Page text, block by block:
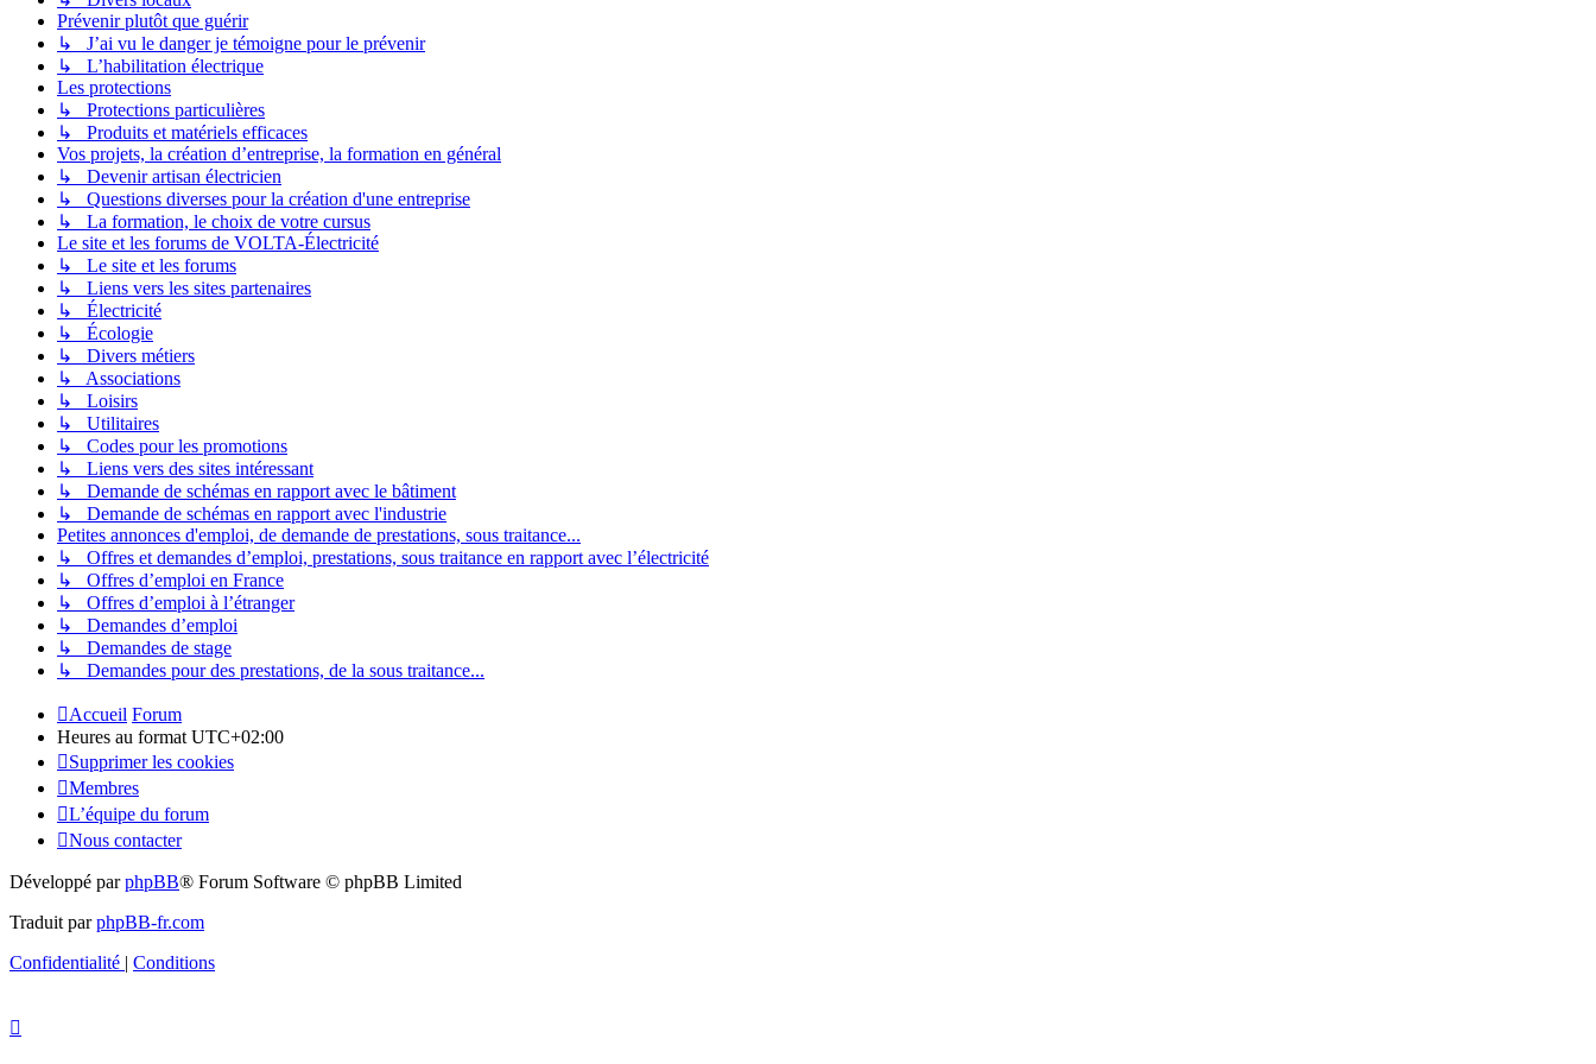
Prévenir plutôt que guérir
↳ J’ai vu le danger je témoigne pour le prévenir
↳ L’habilitation électrique
Les protections
↳ Protections particulières
↳ Produits et matériels efficaces
Vos projets, la création d’entreprise, la formation en général
↳ Devenir artisan électricien
↳ Questions diverses pour la création d'une entreprise
↳ La formation, le choix de votre cursus
Le site et les forums de VOLTA-Électricité
↳ Le site et les forums
↳ Liens vers les sites partenaires
↳ Électricité
↳ Écologie
↳ Divers métiers
↳ Associations
↳ Loisirs
↳ Utilitaires
↳ Codes pour les promotions
↳ Liens vers des sites intéressant
↳ Demande de schémas en rapport avec le bâtiment
↳ Demande de schémas en rapport avec l'industrie
Petites annonces d'emploi, de demande de prestations, sous traitance...
↳ Offres et demandes d’emploi, prestations, sous traitance en rapport avec l’électricité
↳ Offres d’emploi en France
↳ Offres d’emploi à l’étranger
↳ Demandes d’emploi
↳ Demandes de stage
↳ Demandes pour des prestations, de la sous traitance...
Accueil Forum
Heures au formatUTC+02:00
Supprimer les cookies
Membres
L’équipe du forum
Nous contacter
Développé parphpBB® Forum Software © phpBB Limited
Traduit parphpBB-fr.com
Confidentialité
Conditions